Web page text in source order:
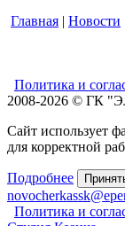
Главная | Новости
Политика и
2008-2026 © ГК
Сайт использует
для корректной
Подробнее
Политика и